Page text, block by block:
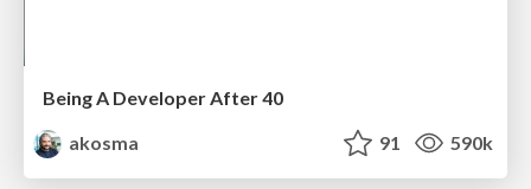
Being A Developer After 40
akosma
91 590k